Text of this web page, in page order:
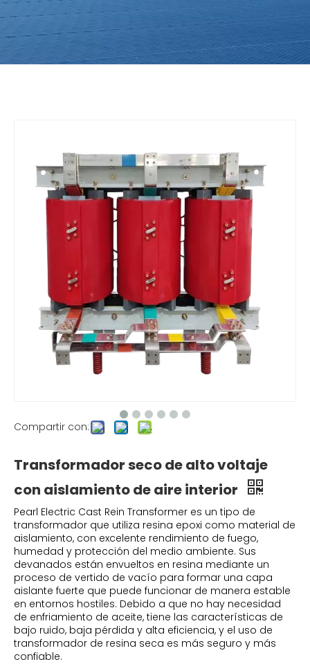
Compartir con:
Transformador seco de alto voltaje
con aislamiento de aire interior
Pearl Electric Cast Rein Transformer es un tipo de
transformador que utiliza resina epoxi como material de
aislamiento, con excelente rendimiento de fuego,
humedad y protección del medio ambiente. Sus
devanados están envueltos en resina mediante un
proceso de vertido de vacío para formar una capa
aislante fuerte que puede funcionar de manera estable
en entornos hostiles. Debido a que no hay necesidad
de enfriamiento de aceite, tiene las características de
bajo ruido, baja pérdida y alta eficiencia, y el uso de
transformador de resina seca es más seguro y más
confiable.